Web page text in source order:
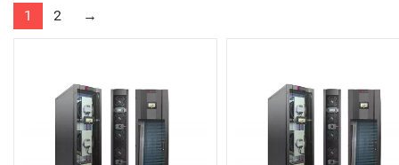
1 2 →